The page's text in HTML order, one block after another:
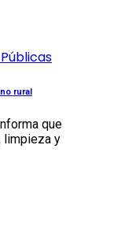
rural
que
limpieza y